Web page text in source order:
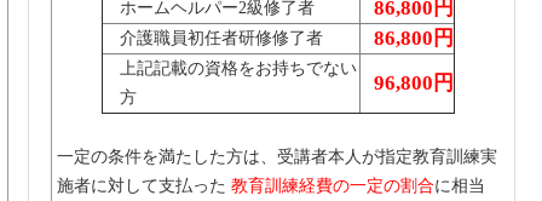
ホームヘルパー2級修了者 86,800円
介護職員初任者研修修了者 86,800円
上記記載の資格をお持ちでない
方
96,800円
一定の条件を満たした方は、受講者本人が指定教育訓練実
施者に対して支払った 教育訓練経費の一定の割合に相当